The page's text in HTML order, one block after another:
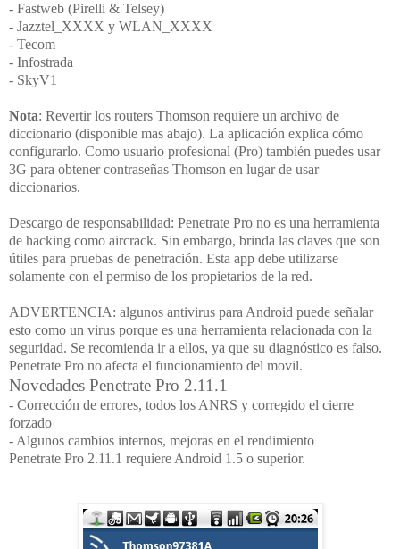
- Fastweb (Pirelli & Telsey)
- Jazztel_XXXX y WLAN_XXXX
- Tecom
- Infostrada
- SkyV1
Nota: Revertir los routers Thomson requiere un archivo de
diccionario (disponible mas abajo). La aplicación explica cómo
configurarlo. Como usuario profesional (Pro) también puedes usar
3G para obtener contraseñas Thomson en lugar de usar
diccionarios.
Descargo de responsabilidad: Penetrate Pro no es una herramienta
de hacking como aircrack. Sin embargo, brinda las claves que son
útiles para pruebas de penetración. Esta app debe utilizarse
solamente con el permiso de los propietarios de la red.
ADVERTENCIA: algunos antivirus para Android puede señalar
esto como un virus porque es una herramienta relacionada con la
seguridad. Se recomienda ir a ellos, ya que su diagnóstico es falso.
Penetrate Pro no afecta el funcionamiento del movil.
Novedades Penetrate Pro 2.11.1
- Corrección de errores, todos los ANRS y corregido el cierre
forzado
- Algunos cambios internos, mejoras en el rendimiento
Penetrate Pro 2.11.1 requiere Android 1.5 o superior.